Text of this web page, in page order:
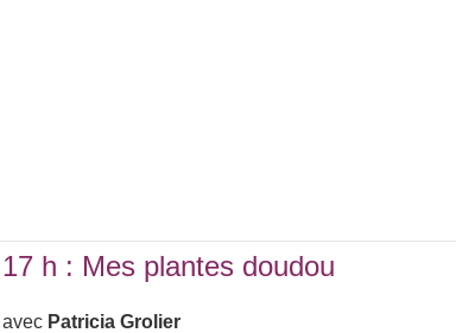
17 h : Mes plantes doudou
avec Patricia Grolier